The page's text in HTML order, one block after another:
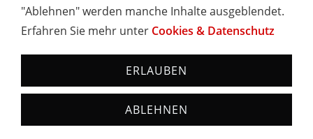
Hotels und Ferienwohnungen im Schwarzwald - Urlaub in
"Ablehnen" werden manche Inhalte ausgeblendet.
Erfahren Sie mehr unter Cookies & Datenschutz
ERLAUBEN
ABLEHNEN